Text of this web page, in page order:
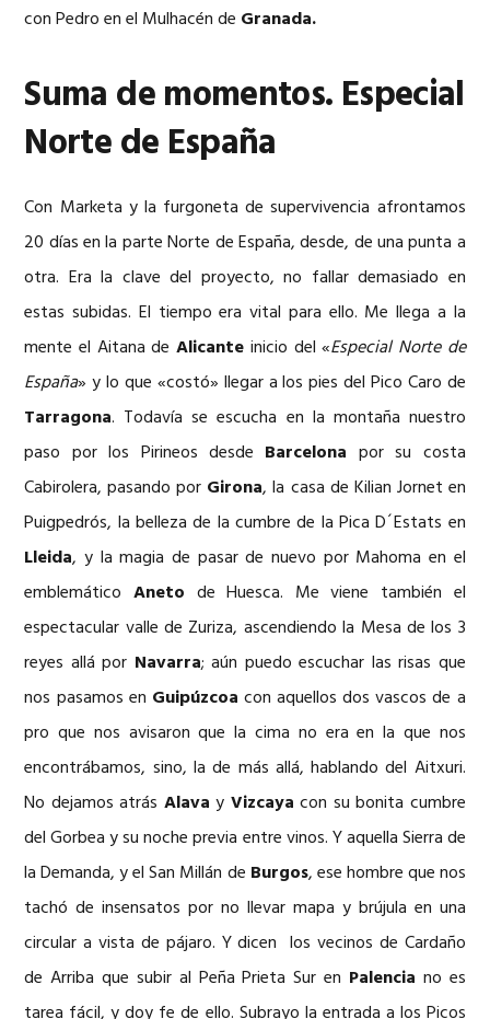
con Pedro en el Mulhacén de Granada.
Suma de momentos. Especial
Norte de España
Con Marketa y la furgoneta de supervivencia afrontamos
20 días en la parte Norte de España, desde, de una punta a
otra. Era la clave del proyecto, no fallar demasiado en
estas subidas. El tiempo era vital para ello. Me llega a la
mente el Aitana deAlicante inicio del «Especial Norte de
España» y lo que «costó» llegar a los pies del Pico Caro de
Tarragona. Todavía se escucha en la montaña nuestro
paso por los Pirineos desde Barcelona por su costa
Cabirolera, pasando por Girona, la casa de Kilian Jornet en
Puigpedrós, la belleza de la cumbre de la Pica D´Estats en
Lleida, y la magia de pasar de nuevo por Mahoma en el
emblemático Aneto de Huesca. Me viene también el
espectacular valle de Zuriza, ascendiendo la Mesa de los 3
reyes allá por Navarra; aún puedo escuchar las risas que
nos pasamos en Guipúzcoa con aquellos dos vascos de a
pro que nos avisaron que la cima no era en la que nos
encontrábamos, sino, la de más allá, hablando del Aitxuri.
No dejamos atrás Alava y Vizcaya con su bonita cumbre
del Gorbea y su noche previa entre vinos. Y aquella Sierra de
la Demanda, y el San Millán de Burgos, ese hombre que nos
tachó de insensatos por no llevar mapa y brújula en una
circular a vista de pájaro. Y dicen los vecinos de Cardaño
de Arriba que subir al Peña Prieta Sur en Palencia no es